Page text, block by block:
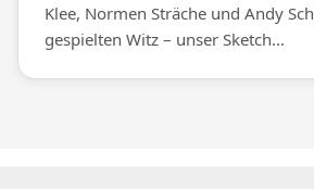
Klee, Normen Sträche und Andy
gespielten Witz – unser Sketch...